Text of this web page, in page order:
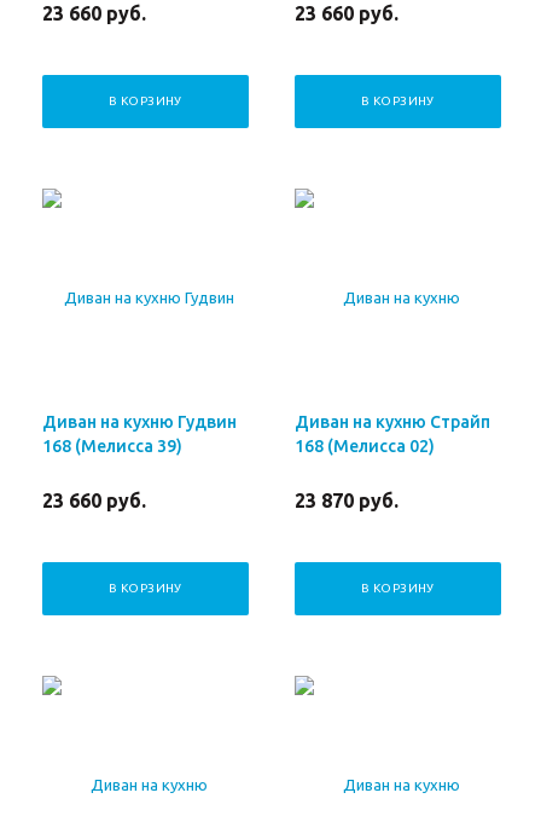
23 660 руб.
В КОРЗИНУ
23 660 руб.
В КОРЗИНУ
Диван на кухню Гудвин
168 (Мелисса 39)
23 660 руб.
В КОРЗИНУ
Диван на кухню Страйп
168 (Мелисса 02)
23 870 руб.
В КОРЗИНУ